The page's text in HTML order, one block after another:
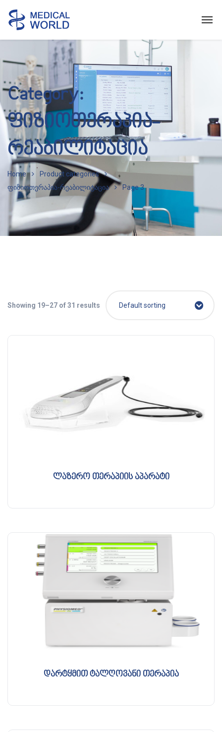
Category:
ფიზიოთერაპია-
რეაბილიტაცია
Home
Product categories
ფიზიოთერაპია-რეაბილიტაცია
Page 3
Showing 19–27 of 31 results Default sorting
ლაზერო თერაპიის აპარატი
დარტყმით ტალღოვანი თერაპია